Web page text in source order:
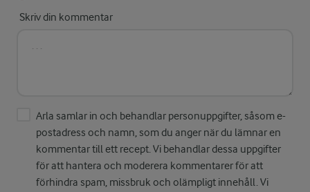
Skriv din kommentar
Arla samlar in och behandlar personuppgifter, såsom e-
postadress och namn, som du anger när du lämnar en
kommentar till ett recept. Vi behandlar dessa uppgifter
för att hantera och moderera kommentarer för att
förhindra spam, missbruk och olämpligt innehåll. Vi